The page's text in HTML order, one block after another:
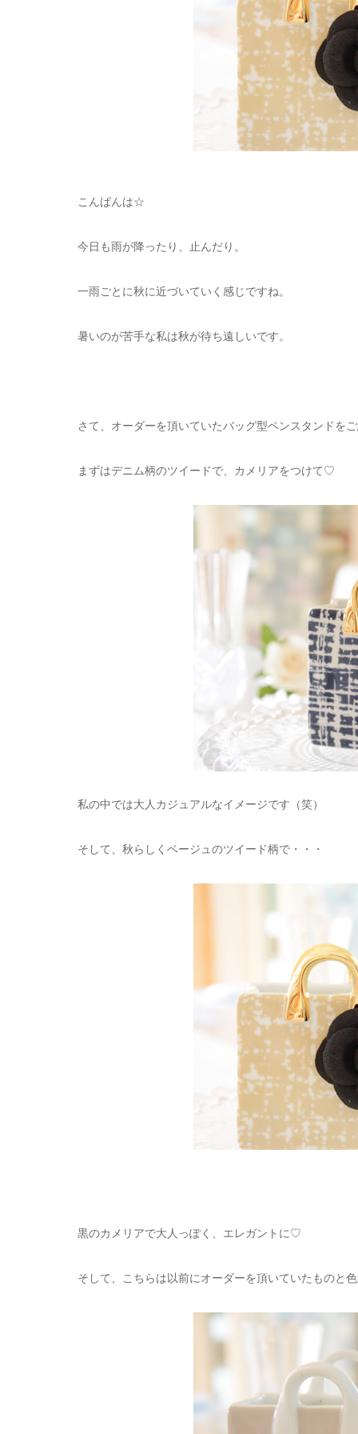
こんばんは☆
今日も雨が降ったり、止んだり。
一雨ごとに秋に近づいていく感じですね。
暑いのが苦手な私は秋が待ち遠しいです。
さて、オーダーを頂いていたバッグ型ペンスタンドを
まずはデニム柄のツイードで、カメリアをつけて♡
私の中では大人カジュアルなイメージです（笑）
そして、秋らしくベージュのツイード柄で・・・
黒のカメリアで大人っぽく、エレガントに♡
そして、こちらは以前にオーダーを頂いていたものと